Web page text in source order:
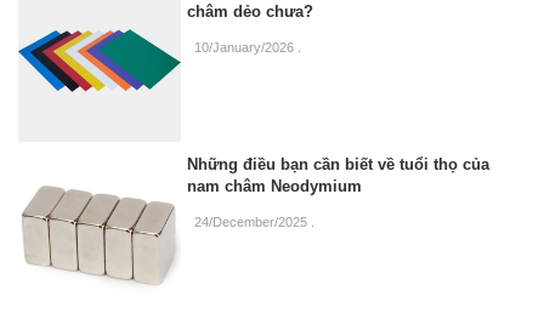
châm dẻo chưa?
10/January/2026
Những điều bạn cần biết về tuổi thọ của
nam châm Neodymium
24/December/2025